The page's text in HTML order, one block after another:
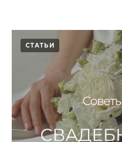
СТАТЬИ